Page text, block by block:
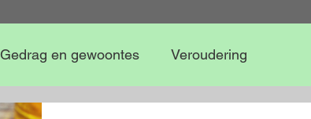
Gedrag en gewoontes Veroudering